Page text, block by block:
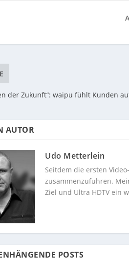
der Zukunft“: waipu fühlt Kunden
AUTOR
Udo Metterlein
Seitdem die ersten
zusammenzuführen.
Ziel und Ultra HDTV ein
POSTS